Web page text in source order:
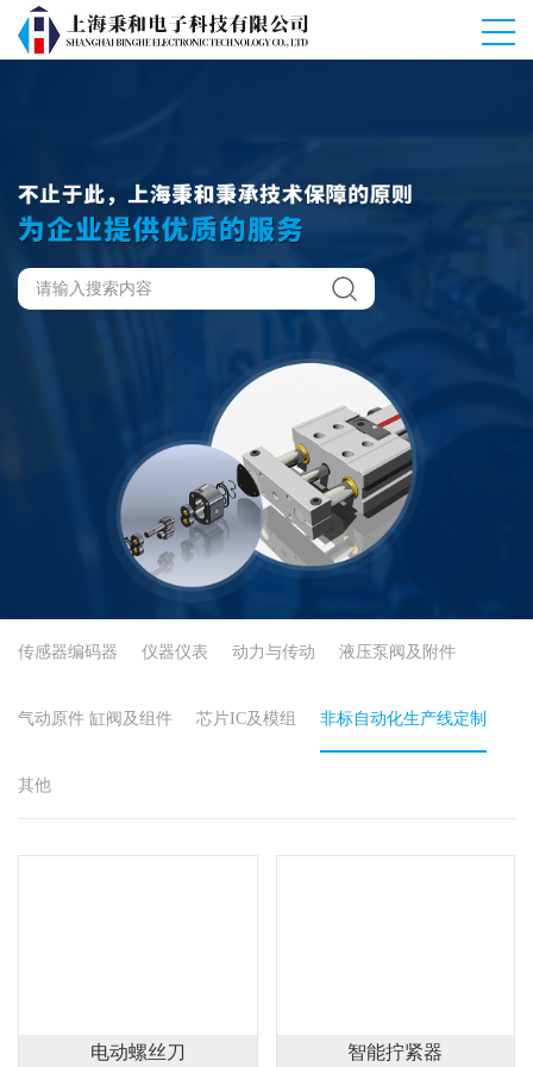
传感器编码器 仪器仪表 动力与传动 液压泵阀及附件
气动原件 缸阀及组件 芯片IC及模组 非标自动化生产线定制
其他
电动螺丝刀 智能拧紧器